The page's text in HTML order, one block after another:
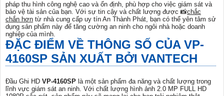
pháp thu hình công nghệ cao và ổn định, phù hợp cho việc giám sát và
bảo vệ tài sản của bạn. Với sự tin cậy và chất lượng được 📸chắc
chắn hơn từ nhà cung cấp uy tín An Thành Phát, bạn có thể yên tâm sử
dụng sản phẩm này để tăng cường an ninh cho ngôi nhà hoặc doanh
nghiệp của mình.
ĐẶC ĐIỂM VỀ THÔNG SỐ CỦA VP-
4160SP SẢN XUẤT BỞI VANTECH
Đầu Ghi HD VP-4160SP là một sản phẩm đa năng và chất lượng trong
lĩnh vực giám sát an ninh. Với chất lượng hình ảnh 2.0 MP FULL HD